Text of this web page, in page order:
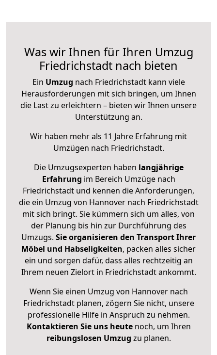
Was wir Ihnen für Ihren Umzug
Friedrichstadt nach bieten
Ein Umzug nach Friedrichstadt kann viele
Herausforderungen mit sich bringen, um Ihnen
die Last zu erleichtern – bieten wir Ihnen unsere
Unterstützung an.
Wir haben mehr als 11 Jahre Erfahrung mit
Umzügen nach Friedrichstadt.
Die Umzugsexperten haben langjährige
Erfahrung im Bereich Umzüge nach
Friedrichstadt und kennen die Anforderungen,
die ein Umzug von Hannover nach Friedrichstadt
mit sich bringt. Sie kümmern sich um alles, von
der Planung bis hin zur Durchführung des
Umzugs. Sie organisieren den Transport Ihrer
Möbel und Habseligkeiten, packen alles sicher
ein und sorgen dafür, dass alles rechtzeitig an
Ihrem neuen Zielort in Friedrichstadt ankommt.
Wenn Sie einen Umzug von Hannover nach
Friedrichstadt planen, zögern Sie nicht, unsere
professionelle Hilfe in Anspruch zu nehmen.
Kontaktieren Sie uns heutenoch, um Ihren
reibungslosen Umzug zu planen.